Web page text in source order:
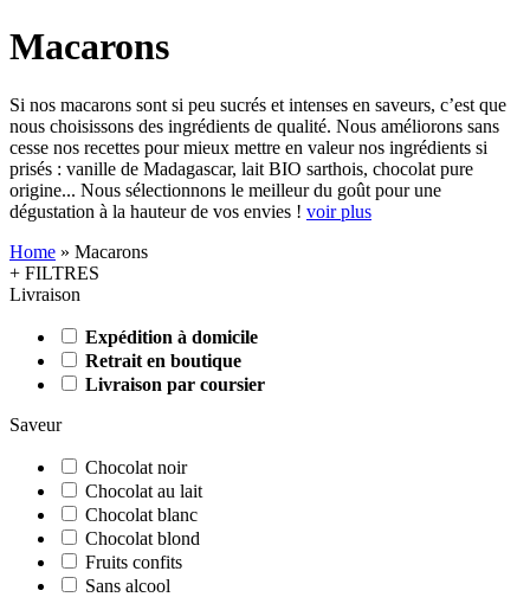
Macarons
Si nos macarons sont si peu sucrés et intenses en saveurs, c’est que
nous choisissons des ingrédients de qualité. Nous améliorons sans
cesse nos recettes pour mieux mettre en valeur nos ingrédients si
prisés : vanille de Madagascar, lait BIO sarthois, chocolat pure
origine... Nous sélectionnons le meilleur du goût pour une
dégustation à la hauteur de vos envies ! voir plus
Home » Macarons
+ FILTRES
Livraison
Expédition à domicile
Retrait en boutique
Livraison par coursier
Saveur
Chocolat noir
Chocolat au lait
Chocolat blanc
Chocolat blond
Fruits confits
Sans alcool